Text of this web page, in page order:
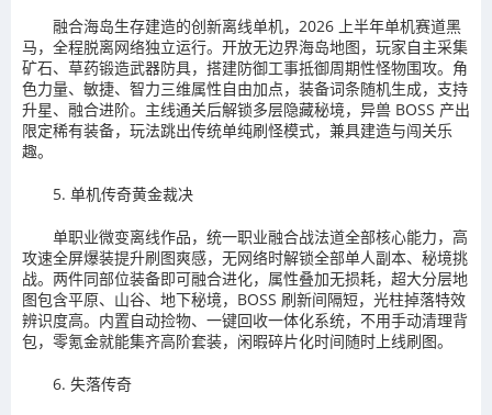
融合海岛生存建造的创新离线单机，2026 上半年单机赛道黑
马，全程脱离网络独立运行。开放无边界海岛地图，玩家自主采集
矿石、草药锻造武器防具，搭建防御工事抵御周期性怪物围攻。角
色力量、敏捷、智力三维属性自由加点，装备词条随机生成，支持
升星、融合进阶。主线通关后解锁多层隐藏秘境，异兽 BOSS 产出
限定稀有装备，玩法跳出传统单纯刷怪模式，兼具建造与闯关乐
趣。
5. 单机传奇黄金裁决
单职业微变离线作品，统一职业融合战法道全部核心能力，高
攻速全屏爆装提升刷图爽感，无网络时解锁全部单人副本、秘境挑
战。两件同部位装备即可融合进化，属性叠加无损耗，超大分层地
图包含平原、山谷、地下秘境，BOSS 刷新间隔短，光柱掉落特效
辨识度高。内置自动捡物、一键回收一体化系统，不用手动清理背
包，零氪金就能集齐高阶套装，闲暇碎片化时间随时上线刷图。
6. 失落传奇